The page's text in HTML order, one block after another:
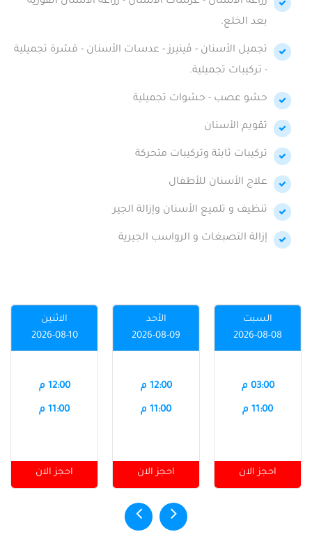
بعد الخلع.
تجميل الأسنان - ڤينيرز - عدسات الأسنان - قشرة تجميلية
- تركيبات تجميلية.
حشو عصب - حشوات تجميلية
تقويم الأسنان
تركيبات ثابتة وتركيبات متحركة
علاج الأسنان للأطفال
تنظيف و تلميع الأسنان وإزالة الجير
إزالة التصبغات و الرواسب الجيرية
السبت
2026-08-08
03:00 م
11:00 م
احجز الان
الأحد
2026-08-09
12:00 م
11:00 م
احجز الان
الاثنين
2026-08-10
12:00 م
11:00 م
احجز الان